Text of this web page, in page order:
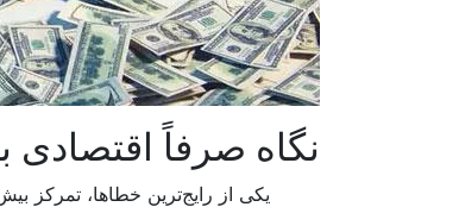
نگاه صرفاً اقتصادی
یکی از رایج‌ترین خطاها، تمرکز